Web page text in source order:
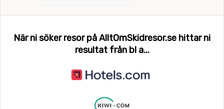
När ni söker resor på AlltOmSkidresor.se hittar ni
resultat från bl a...